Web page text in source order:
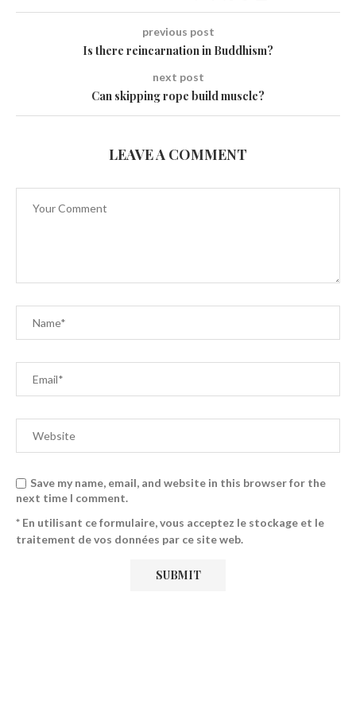
previous post
Is there reincarnation in Buddhism?
next post
Can skipping rope build muscle?
LEAVE A COMMENT
Save my name, email, and website in this browser for the
next time I comment.
* En utilisant ce formulaire, vous acceptez le stockage et le
traitement de vos données par ce site web.